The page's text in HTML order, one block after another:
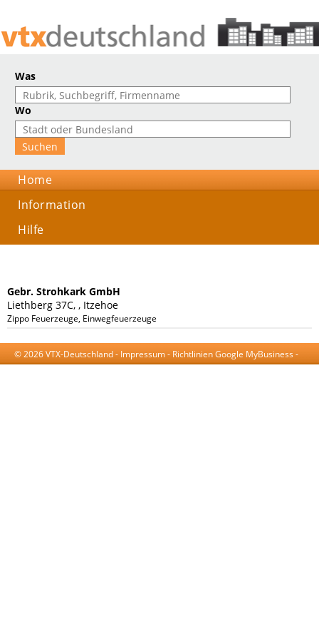
Was
Wo
Home
Information
Hilfe
Gebr. Strohkark GmbH
Liethberg 37C, , Itzehoe
Zippo Feuerzeuge, Einwegfeuerzeuge
© 2026 VTX-Deutschland - Impressum- Richtlinien Google MyBusiness -
AGB-Datenschutzerklärung